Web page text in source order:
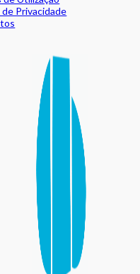
Privacidade